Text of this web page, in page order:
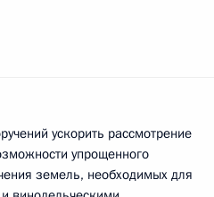
ускорить рассмотрение
упрощенного
земель, необходимых для